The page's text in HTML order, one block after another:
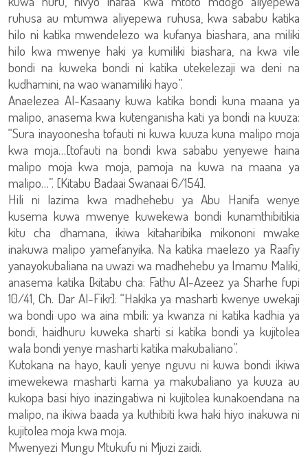
ruhusa au mtumwa aliyepewa ruhusa, kwa sababu katika
hilo ni katika mwendelezo wa kufanya biashara, ana miliki
hilo kwa mwenye haki ya kumiliki biashara, na kwa vile
bondi na kuweka bondi ni katika utekelezaji wa deni na
kudhamini, na wao wanamiliki hayo”.
Anaelezea Al-Kasaany kuwa katika bondi kuna maana ya
malipo, anasema kwa kutenganisha kati ya bondi na kuuza:
“Sura inayoonesha tofauti ni kuwa kuuza kuna malipo moja
kwa moja…[tofauti na bondi kwa sababu yenyewe haina
malipo moja kwa moja, pamoja na kuwa na maana ya
malipo…”. [Kitabu Badaai Swanaai 6/154].
Hili ni lazima kwa madhehebu ya Abu Hanifa wenye
kusema kuwa mwenye kuwekewa bondi kunamthibitikia
kitu cha dhamana, ikiwa kitaharibika mikononi mwake
inakuwa malipo yamefanyika. Na katika maelezo ya Raafiy
yanayokubaliana na uwazi wa madhehebu ya Imamu Maliki,
anasema katika [kitabu cha: Fathu Al-Azeez ya Sharhe fupi
10/41, Ch. Dar Al-Fikr]: “Hakika ya masharti kwenye uwekaji
wa bondi upo wa aina mbili: ya kwanza ni katika kadhia ya
bondi, haidhuru kuweka sharti si katika bondi ya kujitolea
wala bondi yenye masharti katika makubaliano”.
Kutokana na hayo, kauli yenye nguvu ni kuwa bondi ikiwa
imewekewa masharti kama ya makubaliano ya kuuza au
kukopa basi hiyo inazingatiwa ni kujitolea kunakoendana na
malipo, na ikiwa baada ya kuthibiti kwa haki hiyo inakuwa ni
kujitolea moja kwa moja.
Mwenyezi Mungu Mtukufu ni Mjuzi zaidi.